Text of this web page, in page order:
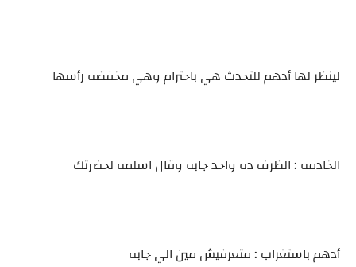
لينظر لها أدهم للتحدث هي باحترام وهي مخفضه رأسها
الخادمه : الظرف ده واحد جابه وقال اسلمه لحضرتك
أدهم باستغراب : متعرفيش مين الي جابه